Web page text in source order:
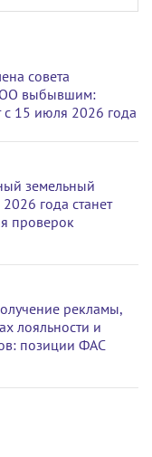
совета
выбывшим:
с 15 июля 2026 года
земельный
года станет
проверок
рекламы,
лояльности и
позиции ФАС